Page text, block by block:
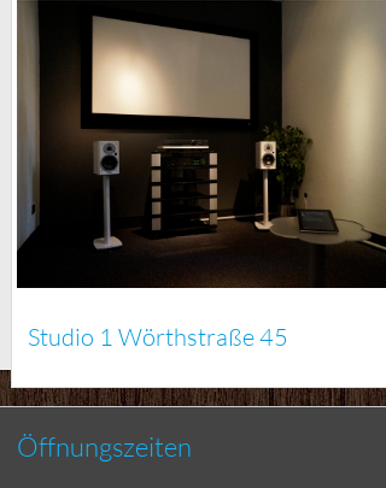
Studio 1 Wörthstraße 45
Öffnungszeiten